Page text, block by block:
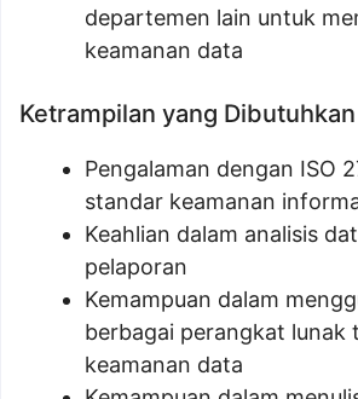
departemen lain untuk
keamanan data
Ketrampilan yang Dibutuhkan
Pengalaman dengan ISO
standar keamanan
Keahlian dalam analisis
pelaporan
Kemampuan dalam
berbagai perangkat lunak
keamanan data